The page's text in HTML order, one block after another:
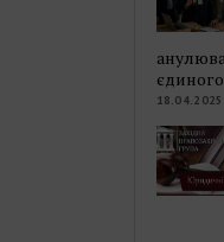
18.04.2025